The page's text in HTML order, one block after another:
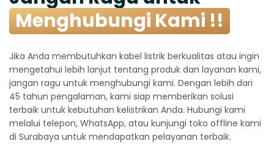
Menghubungi Kami !!
Jika Anda membutuhkan kabel listrik berkualitas atau ingin
mengetahui lebih lanjut tentang produk dan layanan kami,
jangan ragu untuk menghubungi kami. Dengan lebih dari
45 tahun pengalaman, kami siap memberikan solusi
terbaik untuk kebutuhan kelistrikan Anda. Hubungi kami
melalui telepon, WhatsApp, atau kunjungi toko offline kami
di Surabaya untuk mendapatkan pelayanan terbaik.